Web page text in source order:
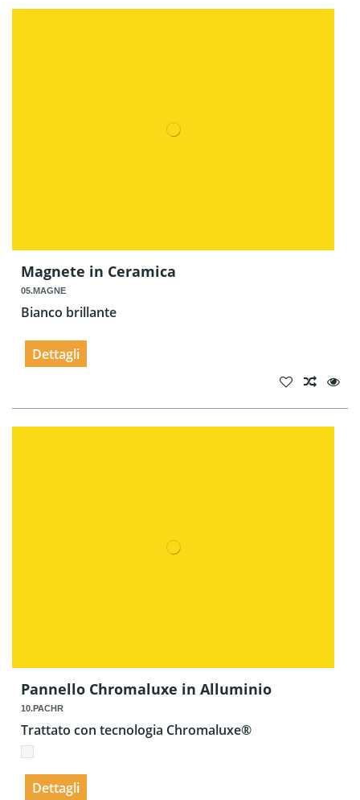
Magnete in Ceramica
05.MAGNE
Bianco brillante
Dettagli
Pannello Chromaluxe in Alluminio
10.PACHR
Trattato con tecnologia Chromaluxe®
Dettagli